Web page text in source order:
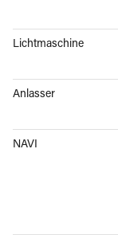
Lichtmaschine
Anlasser
NAVI